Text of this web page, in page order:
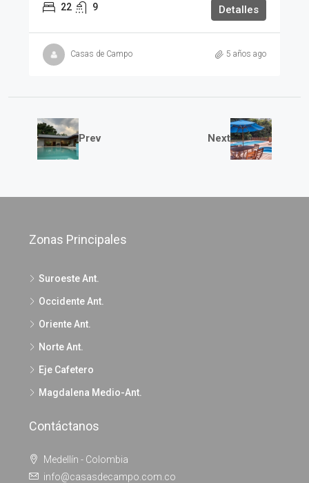
22 9 Detalles
Casas de Campo 5 años ago
Prev Next
Zonas Principales
Suroeste Ant.
Occidente Ant.
Oriente Ant.
Norte Ant.
Eje Cafetero
Magdalena Medio-Ant.
Contáctanos
Medellín - Colombia
info@casasdecampo.com.co